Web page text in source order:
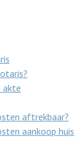
akte
aftrekbaar?
aankoop huis